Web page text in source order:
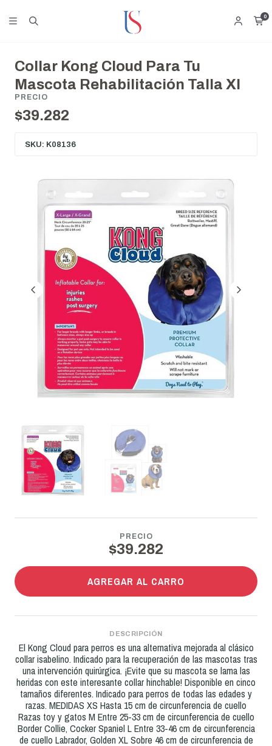
0
Collar Kong Cloud Para Tu
Mascota Rehabilitación Talla Xl
PRECIO
$39.282
SKU: K08136
PRECIO
$39.282
AGREGAR AL CARRO
DESCRIPCIÓN
El Kong Cloud para perros es una alternativa mejorada al clásico
collar isabelino. Indicado para la recuperación de las mascotas tras
una intervención quirúrgica. ¡Evite que su mascota se lama las
heridas con este interesante collar hinchable! Disponible en cinco
tamaños diferentes. Indicado para perros de todas las edades y
razas. MEDIDAS XS Hasta 15 cm de circunferencia de cuello
Razas toy y gatos M Entre 25-33 cm de circunferencia de cuello
Border Collie, Cocker Spaniel L Entre 33-46 cm de circunferencia
de cuello Labrador, Golden XL Sobre 46 cm de circunferencia de